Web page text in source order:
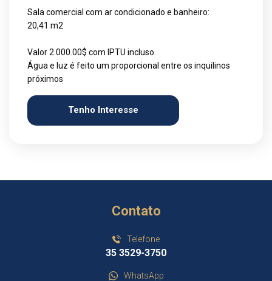
Sala comercial com ar condicionado e banheiro:
20,41 m2
Valor 2.000.00$ com IPTU incluso
Água e luz é feito um proporcional entre os inquilinos
próximos
Tenho Interesse
Contato
Telefone
35 3529-3750
WhatsApp